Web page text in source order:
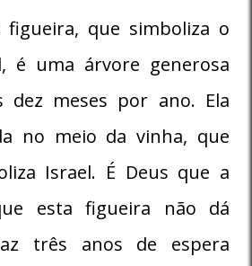
que simboliza o
é uma árvore generosa
meses por ano. Ela
no meio da vinha, que
Israel. É Deus que a
esta figueira não dá
três anos de espera